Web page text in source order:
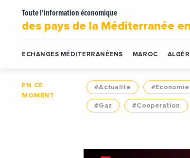
Toute l'information économique
des pays de la Méditerranée
ECHANGES MÉDITERRANÉENS MAROC
EN CE
MOMENT
#Actualite #Economie
#Gaz #Cooperation